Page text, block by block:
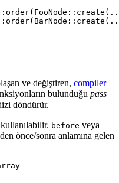
ve değiştiren, compiler
bulunduğu pass
döndürür.
before veya
önce/sonra anlamına gelen